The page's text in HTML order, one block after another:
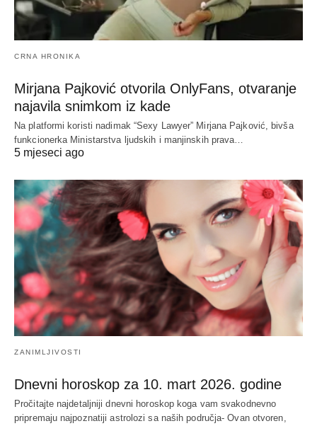
CRNA HRONIKA
Mirjana Pajković otvorila OnlyFans, otvaranje
najavila snimkom iz kade
Na platformi koristi nadimak “Sexy Lawyer” Mirjana Pajković, bivša
funkcionerka Ministarstva ljudskih i manjinskih prava…
5 mjeseci ago
ZANIMLJIVOSTI
Dnevni horoskop za 10. mart 2026. godine
Pročitajte najdetaljniji dnevni horoskop koga vam svakodnevno
pripremaju najpoznatiji astrolozi sa naših područja- Ovan otvoren,